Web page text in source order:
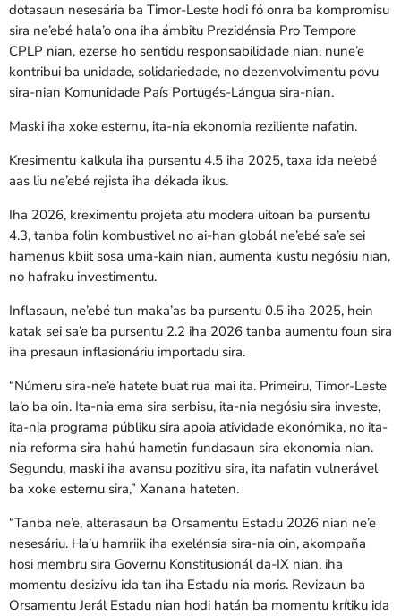
dotasaun nesesária ba Timor-Leste hodi fó onra ba kompromisu
sira ne’ebé hala’o ona iha ámbitu Prezidénsia Pro Tempore
CPLP nian, ezerse ho sentidu responsabilidade nian, nune’e
kontribui ba unidade, solidariedade, no dezenvolvimentu povu
sira-nian Komunidade País Portugés-Lángua sira-nian.
Maski iha xoke esternu, ita-nia ekonomia reziliente nafatin.
Kresimentu kalkula iha pursentu 4.5 iha 2025, taxa ida ne’ebé
aas liu ne’ebé rejista iha dékada ikus.
Iha 2026, kreximentu projeta atu modera uitoan ba pursentu
4.3, tanba folin kombustivel no ai-han globál ne’ebé sa’e sei
hamenus kbiit sosa uma-kain nian, aumenta kustu negósiu nian,
no hafraku investimentu.
Inflasaun, ne’ebé tun maka’as ba pursentu 0.5 iha 2025, hein
katak sei sa’e ba pursentu 2.2 iha 2026 tanba aumentu foun sira
iha presaun inflasionáriu importadu sira.
“Númeru sira-ne’e hatete buat rua mai ita. Primeiru, Timor-Leste
la’o ba oin. Ita-nia ema sira serbisu, ita-nia negósiu sira investe,
ita-nia programa públiku sira apoia atividade ekonómika, no ita-
nia reforma sira hahú hametin fundasaun sira ekonomia nian.
Segundu, maski iha avansu pozitivu sira, ita nafatin vulnerável
ba xoke esternu sira,” Xanana hateten.
“Tanba ne’e, alterasaun ba Orsamentu Estadu 2026 nian ne’e
nesesáriu. Ha’u hamriik iha exelénsia sira-nia oin, akompaña
hosi membru sira Governu Konstitusionál da-IX nian, iha
momentu desizivu ida tan iha Estadu nia moris. Revizaun ba
Orsamentu Jerál Estadu nian hodi hatán ba momentu krítiku ida